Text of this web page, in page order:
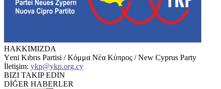
HAKKIMIZDA
Υeni Kıbrıs Partisi / Κόμμα Νέα Κύπρος / New Cyprus Party
İletişim: ykp@ykp.org.cy
BIZI TAKIP EDIN
DİĞER HABERLER